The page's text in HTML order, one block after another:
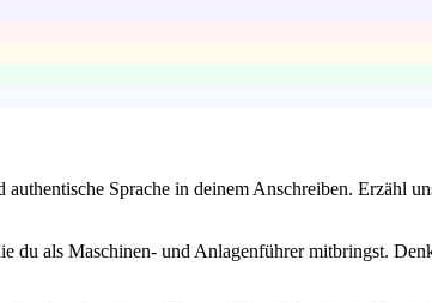
Sprache in deinem Anschreiben. Erzähl
du als Maschinen- und Anlagenführer mitbringst.